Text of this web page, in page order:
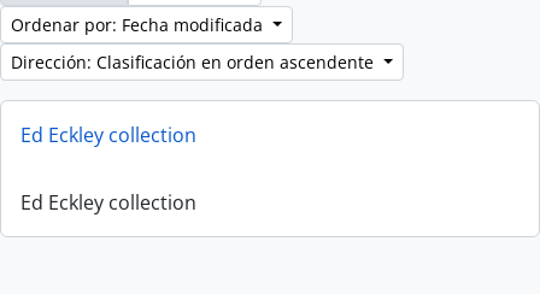
Ordenar por: Fecha modificada
Dirección: Clasificación en orden ascendente
Ed Eckley collection
Ed Eckley collection